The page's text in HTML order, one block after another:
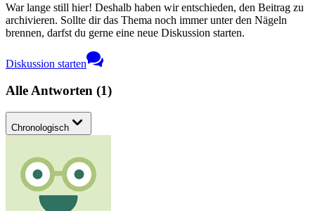
War lange still hier! Deshalb haben wir entschieden, den Beitrag zu
archivieren. Sollte dir das Thema noch immer unter den Nägeln
brennen, darfst du gerne eine neue Diskussion starten.
Diskussion starten
Alle Antworten (1)
Chronologisch